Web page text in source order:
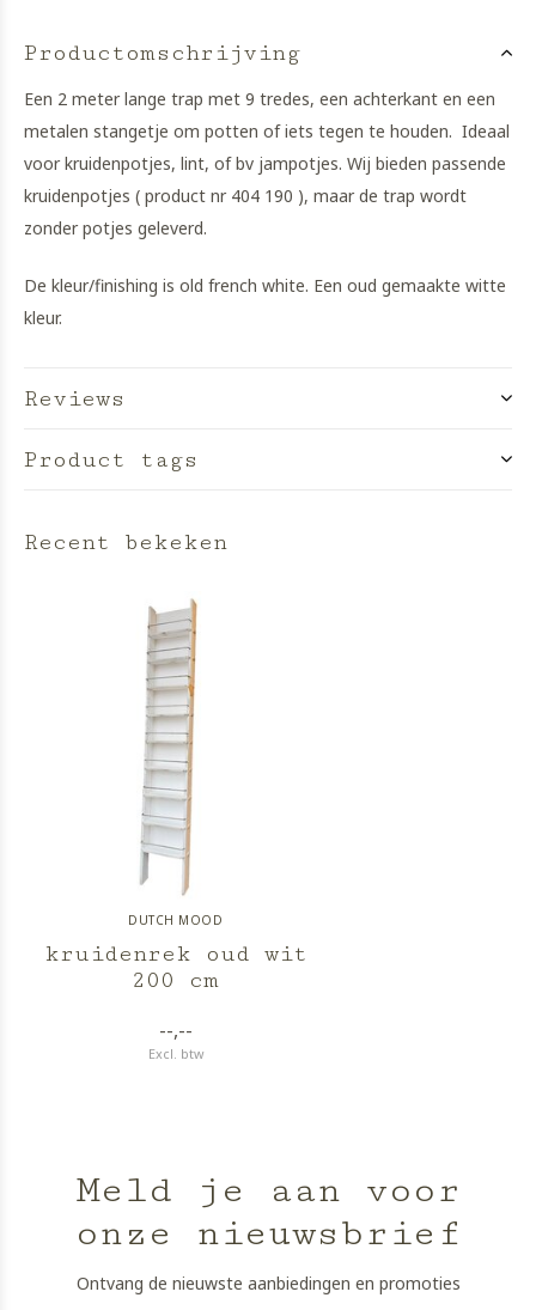
Productomschrijving
Een 2 meter lange trap met 9 tredes, een achterkant en een
metalen stangetje om potten of iets tegen te houden. Ideaal
voor kruidenpotjes, lint, of bv jampotjes. Wij bieden passende
kruidenpotjes ( product nr 404 190 ), maar de trap wordt
zonder potjes geleverd.
De kleur/finishing is old french white. Een oud gemaakte witte
kleur.
Reviews
Product tags
Recent bekeken
DUTCH MOOD
kruidenrek oud wit
200 cm
--,--
Excl. btw
Meld je aan voor
onze nieuwsbrief
Ontvang de nieuwste aanbiedingen en promoties